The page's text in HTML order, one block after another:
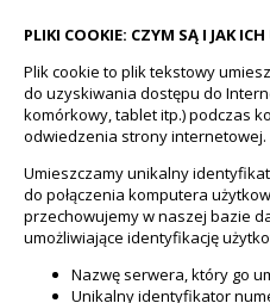
PLIKI COOKIE: CZYM SĄ I JAK
Plik cookie to plik tekstowy
do uzyskiwania dostępu do
komórkowy, tablet itp.) podczas
odwiedzenia strony internetowej.
Umieszczamy unikalny
do połączenia komputera
przechowujemy w naszej bazie
umożliwiające identyfikację
Nazwę serwera, który go
Unikalny identyfikator